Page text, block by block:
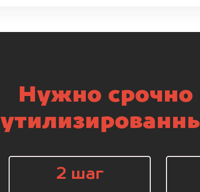
Нужно срочно
2 шаг